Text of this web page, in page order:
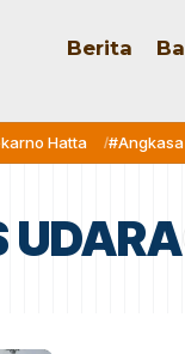
Berita
Hatta #Angkasa
UDARA